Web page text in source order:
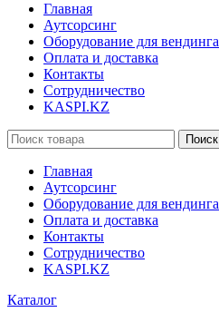
Главная
Аутсорсинг
Оборудование для вендинга
Оплата и доставка
Контакты
Сотрудничество
KASPI.KZ
Поиск
Главная
Аутсорсинг
Оборудование для вендинга
Оплата и доставка
Контакты
Сотрудничество
KASPI.KZ
Каталог